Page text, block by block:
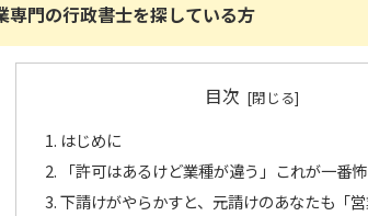
専門の行政書士を探している方
目次
はじめに
「許可はあるけど業種が違う」これが一番
下請けがやらかすと、元請けのあなたも「